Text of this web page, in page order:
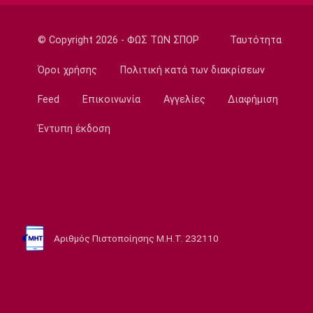
Μπάσκετ Ελλάδα
την πέμπτη θέση
FIFA: Προειδοποιεί για προσπάθεια
Ποδόσφαιρο - Διεθνή
© Copyright 2026 - ΦΩΣ ΤΩΝ ΣΠΟΡ Ταυτότητα
Όροι χρήσης Πολιτική κατά των διακρίσεων
Feed Επικοινωνία Αγγελίες Διαφήμιση
Έντυπη έκδοση
Αριθμός Πιστοποίησης Μ.Η.Τ. 232110